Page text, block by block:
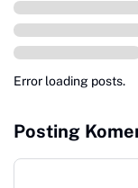
Error loading posts.
Posting